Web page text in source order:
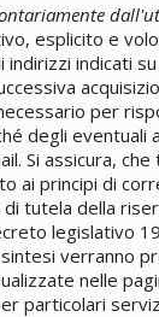
esplicito e
indirizzi indicati
per
degli eventuali
Si assicura,
ai principi di
tutela della
legislativo
verranno
nelle
particolari